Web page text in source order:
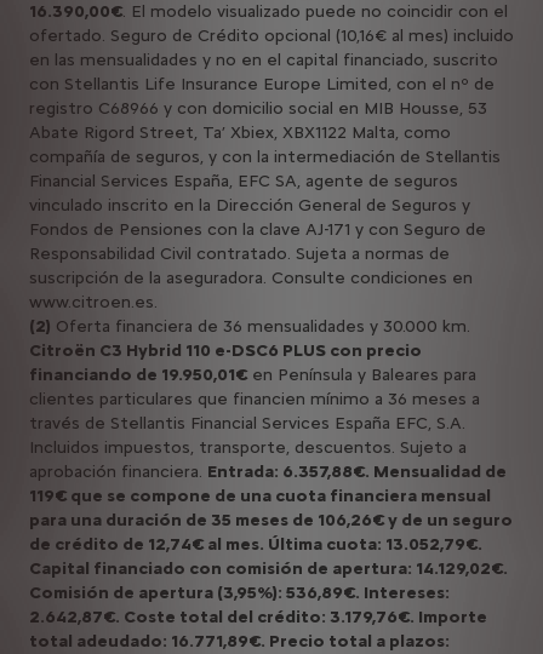
16.390,00€. El modelo visualizado puede no coincidir con el
ofertado. Seguro de Crédito opcional (10,16€ al mes) incluido
en las mensualidades y no en el capital financiado, suscrito
con Stellantis Life Insurance Europe Limited, con el nº de
registro C68966 y con domicilio social en MIB Housse, 53
Abate Rigord Street, Ta’ Xbiex, XBX1122 Malta, como
compañía de seguros, y con la intermediación de Stellantis
Financial Services España, EFC SA, agente de seguros
vinculado inscrito en la Dirección General de Seguros y
Fondos de Pensiones con la clave AJ-171 y con Seguro de
Responsabilidad Civil contratado. Sujeta a normas de
suscripción de la aseguradora. Consulte condiciones en
www.citroen.es.
(2) Oferta financiera de 36 mensualidades y 30.000 km.
Citroën C3 Hybrid 110 e-DSC6 PLUS con precio
financiando de 19.950,01€ en Península y Baleares para
clientes particulares que financien mínimo a 36 meses a
través de Stellantis Financial Services España EFC, S.A.
Incluidos impuestos, transporte, descuentos. Sujeto a
aprobación financiera. Entrada: 6.357,88€. Mensualidad de
119€ que se compone de una cuota financiera mensual
para una duración de 35 meses de 106,26€ y de un seguro
de crédito de 12,74€ al mes. Última cuota: 13.052,79€.
Capital financiado con comisión de apertura: 14.129,02€.
Comisión de apertura (3,95%): 536,89€. Intereses:
2.642,87€. Coste total del crédito: 3.179,76€. Importe
total adeudado: 16.771,89€. Precio total a plazos: